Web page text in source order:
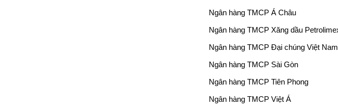
Ngân hàng TMCP Á Châu
Ngân hàng TMCP Xăng dầu
Ngân hàng TMCP Đại chúng Việt Nam
Ngân hàng TMCP Sài Gòn
Ngân hàng TMCP Tiên Phong
Ngân hàng TMCP Việt Á